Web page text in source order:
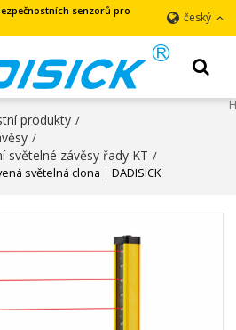
senzorů pro
český
produkty /
/
světelné závěsy řady KT /
světelná clona｜DADISICK